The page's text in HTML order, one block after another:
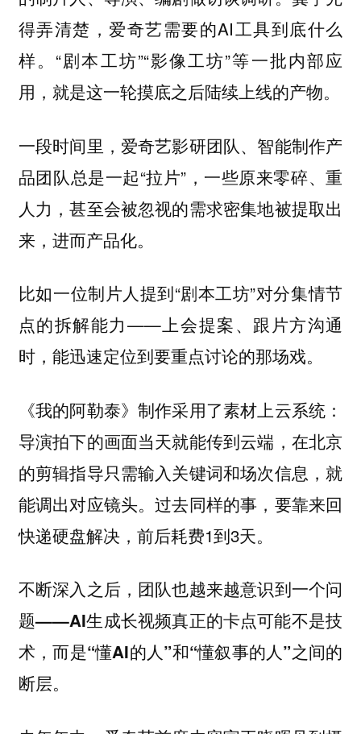
得弄清楚，爱奇艺需要的AI工具到底什么
样。“剧本工坊”“影像工坊”等一批内部应
用，就是这一轮摸底之后陆续上线的产物。
一段时间里，爱奇艺影研团队、智能制作产
品团队总是一起“拉片”，一些原来零碎、重
人力，甚至会被忽视的需求密集地被提取出
来，进而产品化。
比如一位制片人提到“剧本工坊”对分集情节
点的拆解能力——上会提案、跟片方沟通
时，能迅速定位到要重点讨论的那场戏。
《我的阿勒泰》制作采用了素材上云系统：
导演拍下的画面当天就能传到云端，在北京
的剪辑指导只需输入关键词和场次信息，就
能调出对应镜头。过去同样的事，要靠来回
快递硬盘解决，前后耗费1到3天。
不断深入之后，团队也越来越意识到一个问
题——AI生成长视频真正的卡点可能不是技
术，而是“懂AI的人”和“懂叙事的人”之间的
断层。